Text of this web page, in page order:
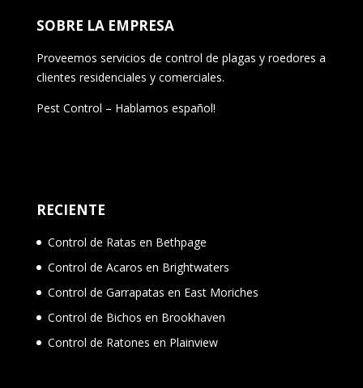
SOBRE LA EMPRESA
Proveemos servicios de control de plagas y roedores a
clientes residenciales y comerciales.
Pest Control – Hablamos español!
RECIENTE
Control de Ratas en Bethpage
Control de Acaros en Brightwaters
Control de Garrapatas en East Moriches
Control de Bichos en Brookhaven
Control de Ratones en Plainview